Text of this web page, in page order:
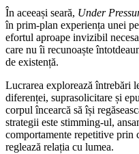
În aceeași seară, Under
în prim-plan experiența unei
efortul aproape invizibil
care nu îi recunoaște
de existență.
Lucrarea explorează întrebări
diferenței, suprasolicitare și
corpul încearcă să își
strategii este stimming-ul,
comportamente repetitive prin
reglează relația cu lumea.